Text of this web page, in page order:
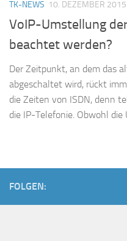
TK-NEWS 10. DEZEMBER 2015
VoIP-Umstellung
beachtet werden?
Der Zeitpunkt, an dem das
abgeschaltet wird, rückt
die Zeiten von ISDN, denn
die IP-Telefonie. Obwohl die
FOLGEN: